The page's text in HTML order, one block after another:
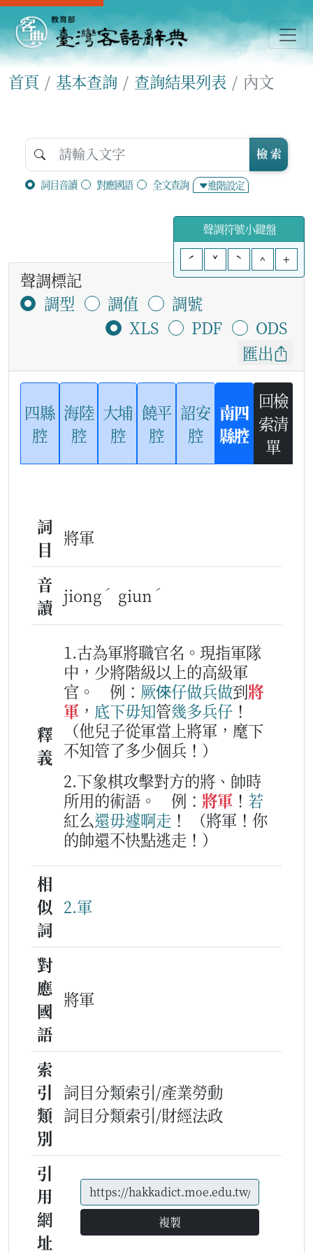
首頁 基本查詢 查詢結果列表 內文
詞目音讀 對應國語 全文查詢 進階設定
檢 索
聲調符號小鍵盤
ˊ
ˇ ˋ ^ +
聲調標記
調型
調值
調號
XLS
PDF
ODS
匯出
四縣
腔
海陸
腔
大埔
腔
饒平
腔
詔安
腔
南四
縣腔
回檢
索清
單
詞
目
將軍
音
讀
jiong ˊ giun ˊ
釋
義
1.古為軍將職官名。現指軍隊
中，少將階級以上的高級軍
官。
例： 厥倈仔做兵做到將
軍 ， 底下毋知管幾多兵仔 ！
（他兒子從軍當上將軍，麾下
不知管了多少個兵！）
2.下象棋攻擊對方的將、帥時
所用的術語。
例： 將軍 ！ 若
紅么還毋遽啊走 ！
（將軍！你
的帥還不快點逃走！）
相
似
詞
2.軍
對
應
國
語
將軍
索
引
類
別
詞目分類索引/產業勞動
詞目分類索引/財經法政
引
用
網
址
複製